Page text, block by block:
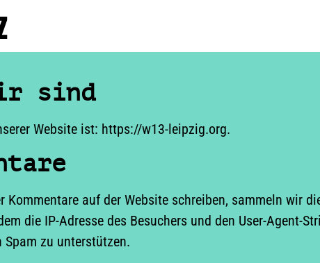
sind
Website ist: https://w13-leipzig.org.
Kommentare auf der Website schreiben, sammeln wir
die IP-Adresse des Besuchers und den User-Agent-
Spam zu unterstützen.